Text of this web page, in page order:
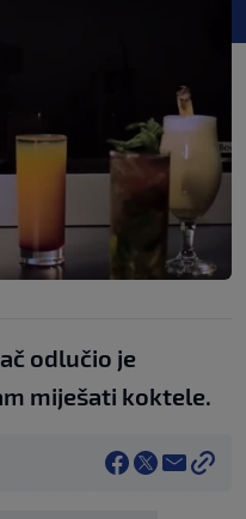
odlučio je
miješati koktele.